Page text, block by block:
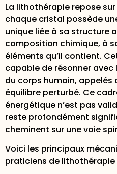
La lithothérapie repose
chaque cristal possède
unique liée à sa structure
composition chimique, à
éléments qu’il contient.
capable de résonner
du corps humain, appelés
équilibre perturbé. Ce
énergétique n’est pas
reste profondément
cheminent sur une voie
Voici les principaux
praticiens de lithothérapie